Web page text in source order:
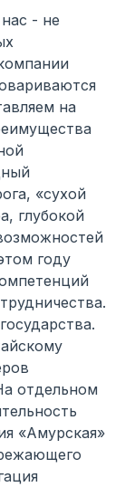
- не
на
«сухой
глубокой
году
отдельном
«Амурская»